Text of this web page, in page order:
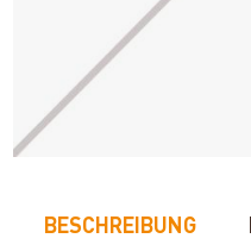
BESCHREIBUNG